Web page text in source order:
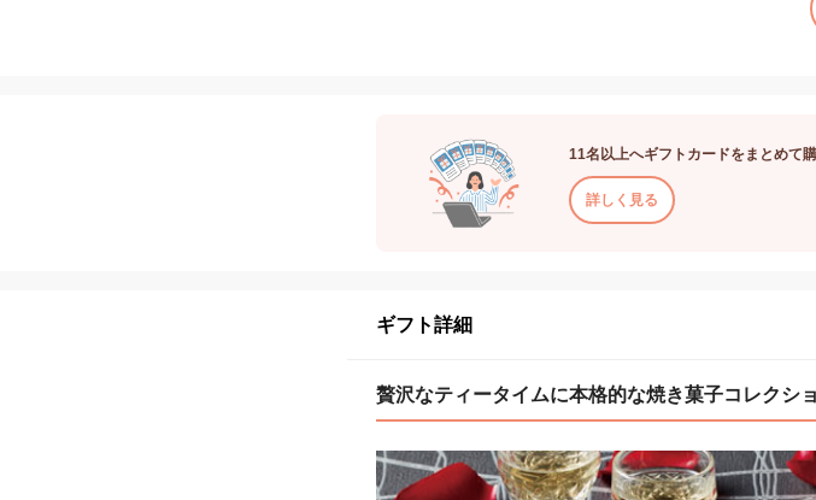
11名以上へギフトカードをまとめて
詳しく見る
ギフト詳細
贅沢なティータイムに本格的な焼き菓子コレクショ